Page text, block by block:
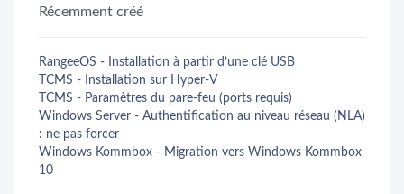
Récemment créé
RangeeOS - Installation à partir d’une clé USB
TCMS - Installation sur Hyper‑V
TCMS - Paramètres du pare-feu (ports requis)
Windows Server - Authentification au niveau réseau (NLA)
: ne pas forcer
Windows Kommbox - Migration vers Windows Kommbox
10